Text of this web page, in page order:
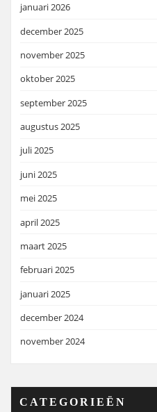
januari 2026
december 2025
november 2025
oktober 2025
september 2025
augustus 2025
juli 2025
juni 2025
mei 2025
april 2025
maart 2025
februari 2025
januari 2025
december 2024
november 2024
CATEGORIEËN